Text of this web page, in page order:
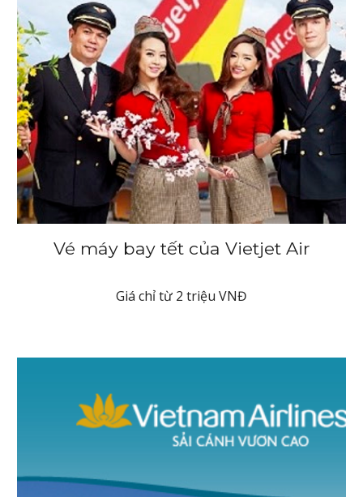
Vé máy bay tết của Vietjet Air
Giá chỉ từ 2 triệu VNĐ